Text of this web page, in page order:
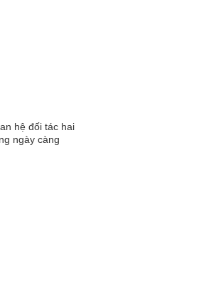
hệ đối tác hai
ngày càng